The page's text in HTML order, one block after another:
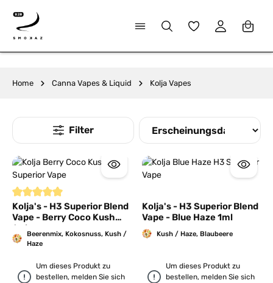
springen
Du hast 0
Home Canna Vapes & Liquid Kolja Vapes
Durchschnittliche Bewertung von 5 von 5 Sternen
Kolja's - H3 Superior Blend
Vape - Berry Coco Kush
1ml
Beerenmix, Kokosnuss, Kush /
Haze
Um dieses Produkt zu
bestellen, melden Sie sich
Kolja's - H3 Superior Blend
Vape - Blue Haze 1ml
Kush / Haze, Blaubeere
Um dieses Produkt zu
bestellen, melden Sie sich